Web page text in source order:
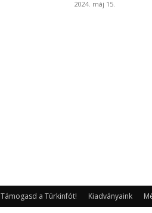
2024. máj 15.
Támogasd a Türkinfót! Kiadványaink